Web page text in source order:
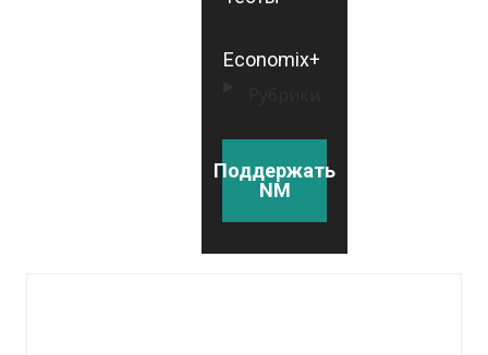
Economix+
Поддержать
NM